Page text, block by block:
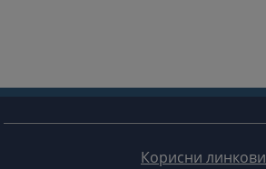
Корисни линкови